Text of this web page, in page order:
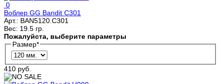
0
Воблер GG Bandit C301
Арт.: BAN5120.C301
Вес: 19.5 гр.
Пожалуйста, выберите параметры
Размер*
410 руб.